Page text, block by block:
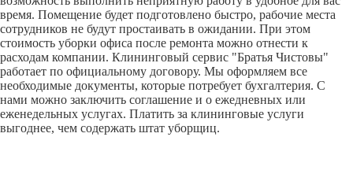
время. Помещение будет подготовлено быстро, рабочие места
сотрудников не будут простаивать в ожидании. При этом
стоимость уборки офиса после ремонта можно отнести к
расходам компании. Клининговый сервис "Братья Чистовы"
работает по официальному договору. Мы оформляем все
необходимые документы, которые потребует бухгалтерия. С
нами можно заключить соглашение и о ежедневных или
еженедельных услугах. Платить за клининговые услуги
выгоднее, чем содержать штат уборщиц.